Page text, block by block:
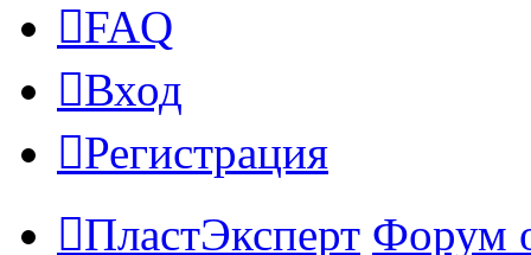
FAQ
Вход
Регистрация
ПластЭксперт Форум